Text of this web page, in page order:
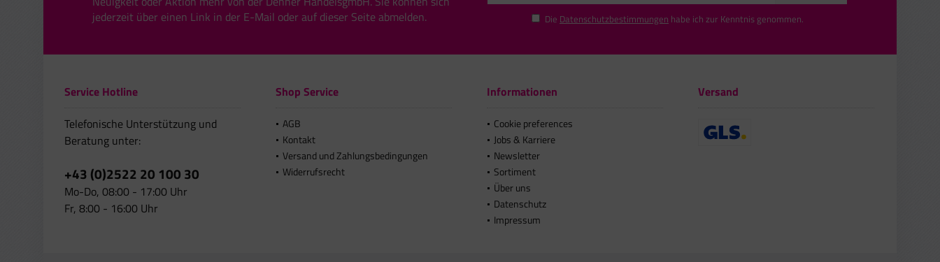
jederzeit über einen Link in der E-Mail oder auf dieser Seite abmelden.
Die Datenschutzbestimmungen habe ich zur Kenntnis genommen.
Service Hotline
Telefonische Unterstützung und
Beratung unter:
+43 (0)2522 20 100 30
Mo-Do, 08:00 - 17:00 Uhr
Fr, 8:00 - 16:00 Uhr
Shop Service
AGB
Kontakt
Versand und Zahlungsbedingungen
Widerrufsrecht
Informationen
Cookie preferences
Jobs & Karriere
Newsletter
Sortiment
Über uns
Datenschutz
Impressum
Versand